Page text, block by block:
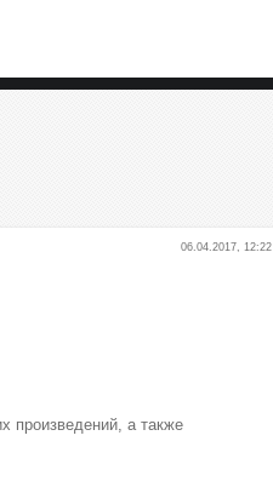
06.04.2017, 12:22
произведений, а также